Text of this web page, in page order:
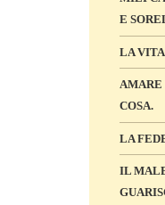
E
LA
AMARE
COSA.
LA
IL